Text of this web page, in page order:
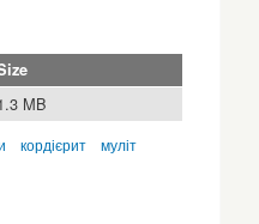
MB
кордієрит
муліт